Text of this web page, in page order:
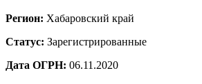
Регион: Хабаровский край
Статус: Зарегистрированные
Дата ОГРН: 06.11.2020